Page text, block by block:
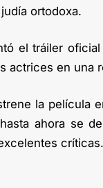
ortodoxa.
el tráiler
actrices en una
la película
ahora se
críticas.